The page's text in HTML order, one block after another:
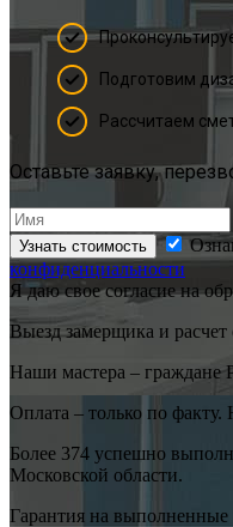
Подготовим
Рассчитаем
Оставьте заявку,
Узнать стоимость
конфиденциальности
Я даю свое согласие на
Выезд замерщика и расчет
Наши мастера – граждане
Оплата – только по
Более 374 успешно
Московской области.
Гарантия на выполненные